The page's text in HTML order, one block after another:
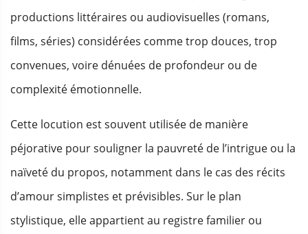
productions littéraires ou audiovisuelles (romans,
films, séries) considérées comme trop douces, trop
convenues, voire dénuées de profondeur ou de
complexité émotionnelle.
Cette locution est souvent utilisée de manière
péjorative pour souligner la pauvreté de l’intrigue ou la
naïveté du propos, notamment dans le cas des récits
d’amour simplistes et prévisibles. Sur le plan
stylistique, elle appartient au registre familier ou